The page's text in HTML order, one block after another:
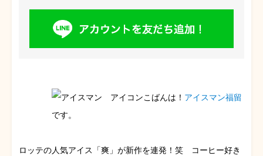
こばんは！ アイスマン福留
です。
ロッテの人気アイス「爽」が新作を連発！笑 コーヒー好き